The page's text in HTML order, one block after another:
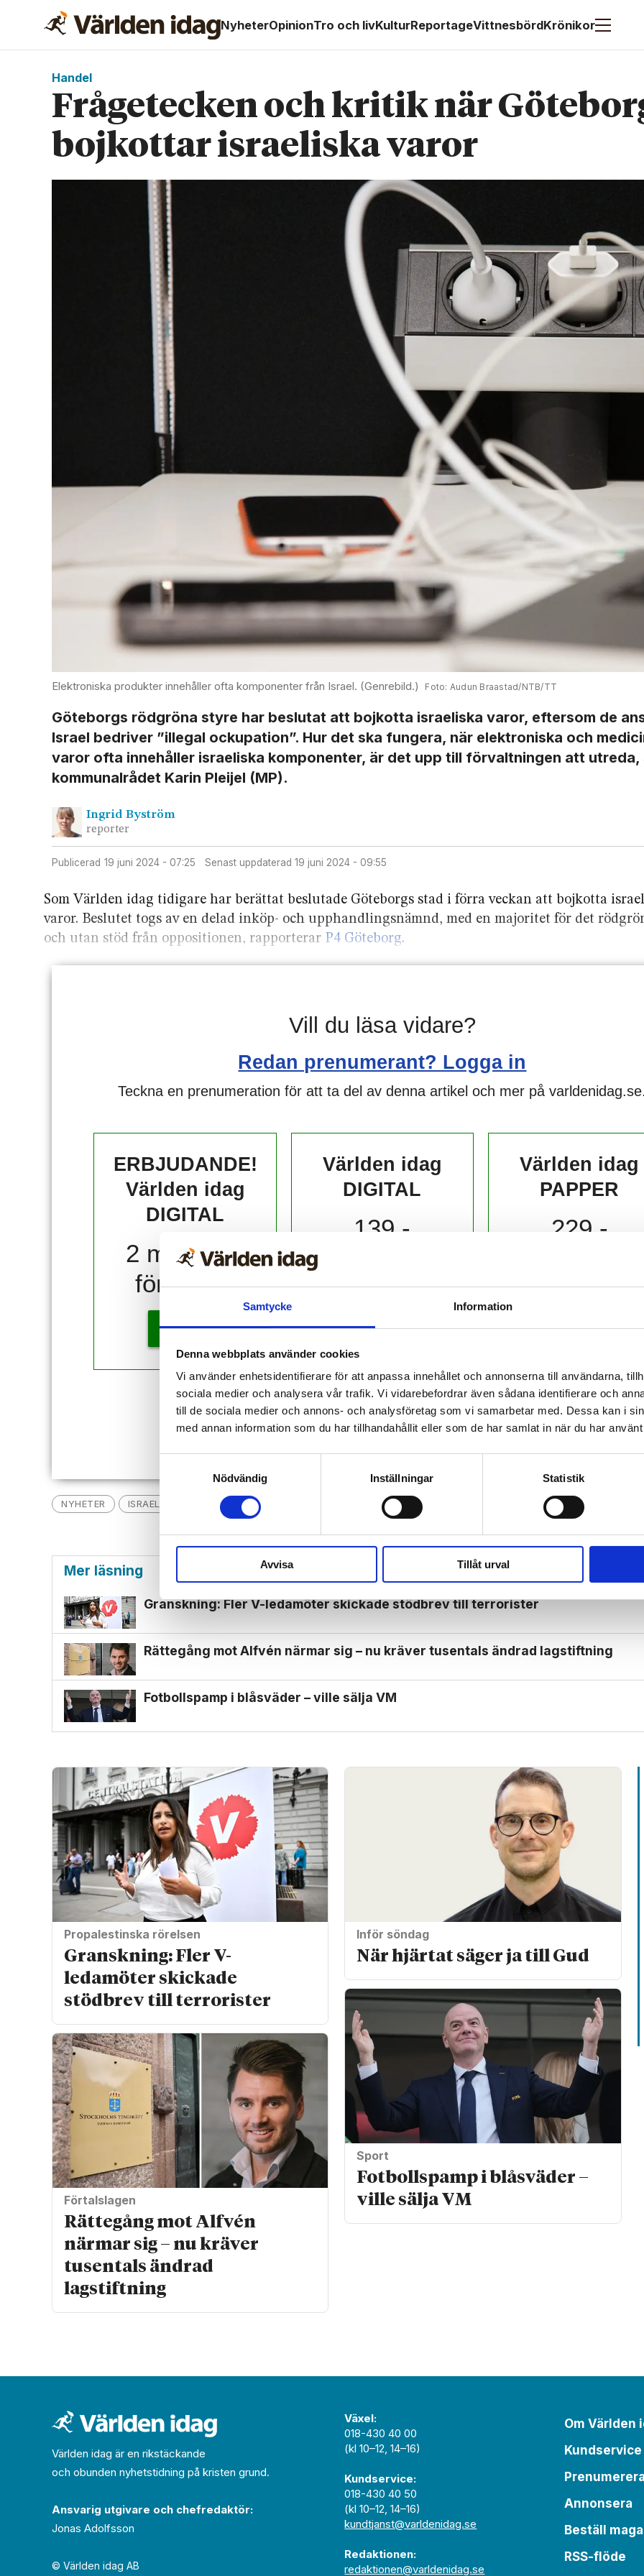
Samtycke Information
Denna webbplats använder cookies
Vi använder enhetsidentifierare för att anpassa innehållet och annonserna till användarna,
sociala medier och analysera vår trafik. Vi vidarebefordrar även sådana identifierare och
till de sociala medier och annons- och analysföretag som vi samarbetar med. Dessa kan i
med annan information som du har tillhandahållit eller som de har samlat in när du har
Nödvändig
Inställningar Statistik
Avvisa Tillåt urval
NyheterOpinionTro och livKulturReportageVittnesbördKrönikor
Handel
Frågetecken och kritik när
bojkottar israeliska varor
Elektroniska produkter innehåller ofta komponenter från Israel. (Genrebild.) Audun Braastad/NTB/TT
Göteborgs rödgröna styre har beslutat att bojkotta israeliska varor, eftersom de
Israel bedriver ”illegal ockupation”. Hur det ska fungera, när elektroniska och
varor ofta innehåller israeliska komponenter, är det upp till förvaltningen att utreda,
kommunalrådet Karin Pleijel (MP).
Ingrid Byström
reporter
Publicerad 19 juni 2024 - 07:25 Senast uppdaterad 19 juni 2024 - 09:55
Som Världen idag tidigare har berättat beslutade Göteborgs stad i förra veckan att bojkotta
varor. Beslutet togs av en delad inköp- och upphandlings­nämnd, med en majoritet för det
och utan stöd från oppositionen, rapporterar P4 Göteborg.
Vill du läsa vidare?
Redan prenumerant? Logga in
Teckna en prenumeration för att ta del av denna artikel och mer på
ERBJUDANDE!
Världen idag
DIGITAL
2 månader
för 10 kr!
KÖP
Världen idag
DIGITAL
139,-
KÖP
Världen idag
PAPPER
229,-
KÖP
Redan prenumerant? Logga in
Mina Sidor
NYHETER ISRAEL TOPPNYHET BOJKOTT
Mer läsning
Granskning: Fler V-ledamöter skickade stödbrev till terrorister
Rättegång mot Alfvén närmar sig – nu kräver tusentals ändrad lagstiftning
Fotbollspamp i blåsväder – ville sälja VM
Propalestinska rörelsen
Granskning: Fler V-
ledamöter skickade
stödbrev till terrorister
Förtalslagen
Rättegång mot Alfvén
närmar sig – nu kräver
tusentals ändrad
lagstiftning
Inför söndag
När hjärtat säger ja till Gud
Sport
Fotbollspamp i blåsväder –
ville sälja VM
Världen idag är en rikstäckande
och obunden nyhets­­­tidning på kristen grund.
Ansvarig utgivare och chef­redaktör:
Jonas Adolfsson
© Världen idag AB
Växel:
018-430 40 00
(kl 10–12, 14–16)
Kundservice:
018-430 40 50
(kl 10–12, 14–16)
kundtjanst@varldenidag.se
Redaktionen:
redaktionen@varldenidag.se
Om Världen
Kundservice
Annonsera
Beställ
RSS-flöde